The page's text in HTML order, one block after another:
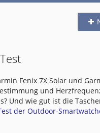
Fenix 7X Solar und
und
Und wie gut ist die
der Outdoor-